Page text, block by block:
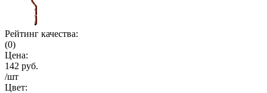
Рейтинг качества:
(0)
Цена:
142 руб.
/шт
Цвет: